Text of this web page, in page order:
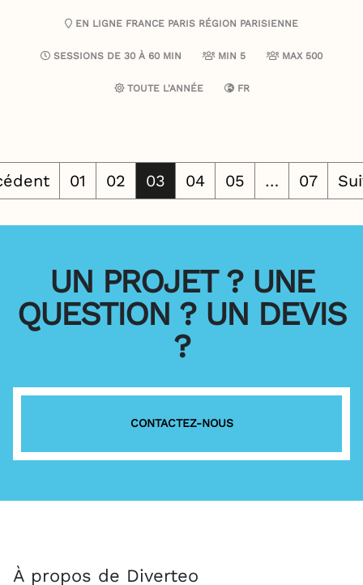
EN LIGNE FRANCE PARIS RÉGION PARISIENNE
SESSIONS DE 30 À 60 MIN MIN 5 MAX 500
TOUTE L'ANNÉE FR
01 02 03 04 05 … 07
UN PROJET ? UNE
QUESTION ? UN DEVIS
?
CONTACTEZ-NOUS
À propos de Diverteo